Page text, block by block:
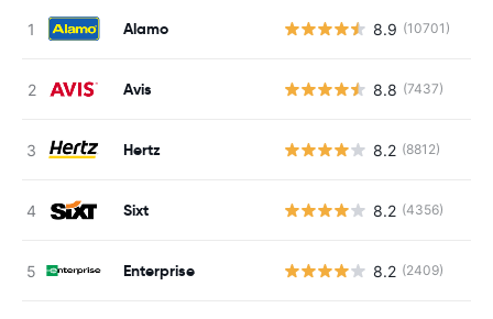
Alamo 8.9 (10701)
Avis 8.8 (7437)
Hertz 8.2 (8812)
Sixt 8.2 (4356)
Enterprise 8.2 (2409)